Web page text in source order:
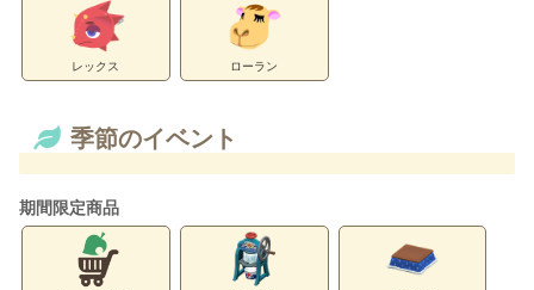
レックス ローラン
季節のイベント
期間限定商品